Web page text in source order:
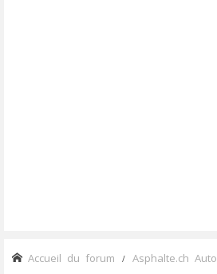
Accueil du forum Asphalte.ch Auto